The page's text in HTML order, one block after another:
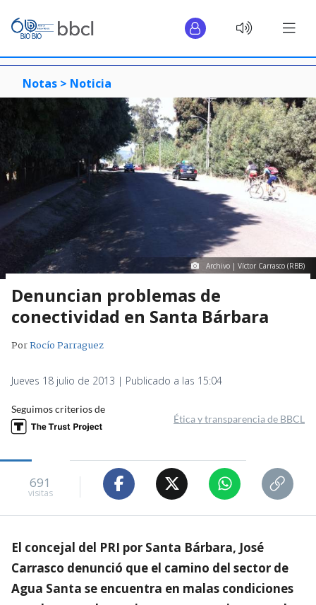
Notas > Noticia
Archivo | Víctor Carrasco (RBB)
Denuncian problemas de
conectividad en Santa Bárbara
PorRocío Parraguez
Jueves 18 julio de 2013 | Publicado a las 15:04
Seguimos criterios de
Ética y transparencia de BBCL
691
visitas
El concejal del PRI por Santa Bárbara, José
Carrasco denunció que el camino del sector de
Agua Santa se encuentra en malas condiciones